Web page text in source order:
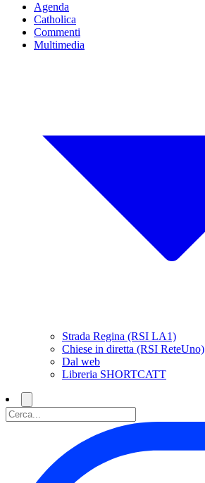
Agenda
Catholica
Commenti
Multimedia
Strada Regina (RSI LA1)
Chiese in diretta (RSI ReteUno)
Dal web
Libreria SHORTCATT